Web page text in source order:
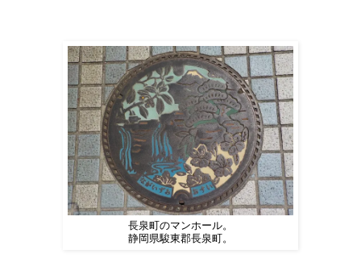
長泉町のマンホール。
静岡県駿東郡長泉町。